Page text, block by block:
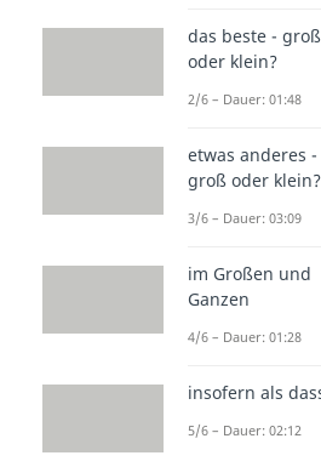
das beste - groß
oder klein?
2/6 – Dauer: 01:48
etwas anderes -
groß oder klein?
3/6 – Dauer: 03:09
im Großen und
Ganzen
4/6 – Dauer: 01:28
insofern als
5/6 – Dauer: 02:12